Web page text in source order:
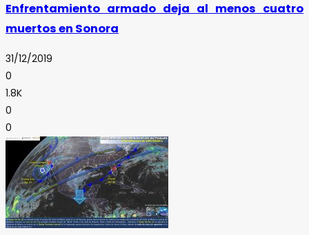
Enfrentamiento armado deja al menos cuatro
muertos en Sonora
31/12/2019
0
1.8K
0
0